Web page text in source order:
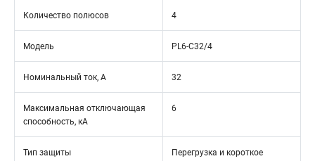
Количество полюсов 4
Модель PL6-C32/4
Номинальный ток, А 32
Максимальная отключающая
способность, кА
6
Тип защиты
Перегрузка и короткое